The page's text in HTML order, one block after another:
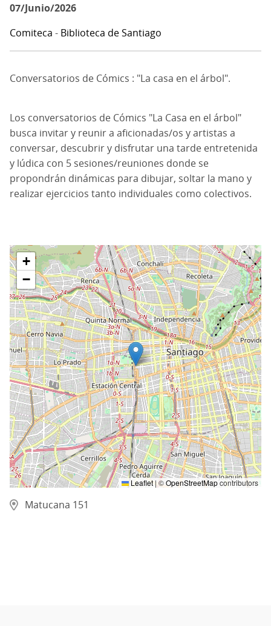
07/Junio/2026
Comiteca - Biblioteca de Santiago
Conversatorios de Cómics : "La casa en el árbol".
Los conversatorios de Cómics "La Casa en el árbol"
busca invitar y reunir a aficionadas/os y artistas a
conversar, descubrir y disfrutar una tarde entretenida
y lúdica con 5 sesiones/reuniones donde se
propondrán dinámicas para dibujar, soltar la mano y
realizar ejercicios tanto individuales como colectivos.
+
−
Leaflet |©OpenStreetMapcontributors
Matucana 151